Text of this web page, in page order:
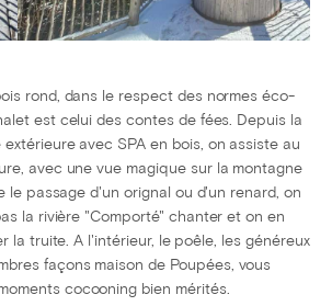
rond, dans le respect des normes éco-
est celui des contes de fées. Depuis la
avec SPA en bois, on assiste au
avec une vue magique sur la montagne
le passage d'un orignal ou d'un renard, on
la rivière "Comporté" chanter et on en
la truite. A l'intérieur, le poêle, les généreux
façons maison de Poupées, vous
cocooning bien mérités.